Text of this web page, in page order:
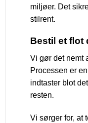
miljøer. Det
stilrent.
Bestil et flot
Vi gør det nemt
Processen er
indtaster blot
resten.
Vi sørger for, at